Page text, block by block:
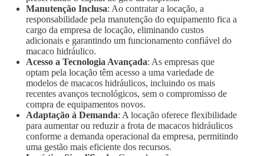
Manutenção Inclusa: Ao contratar a locação, a
responsabilidade pela manutenção do equipamento fica a
cargo da empresa de locação, eliminando custos
adicionais e garantindo um funcionamento confiável do
macaco hidráulico.
Acesso a Tecnologia Avançada: As empresas que
optam pela locação têm acesso a uma variedade de
modelos de macacos hidráulicos, incluindo os mais
recentes avanços tecnológicos, sem o compromisso de
compra de equipamentos novos.
Adaptação à Demanda: A locação oferece flexibilidade
para aumentar ou reduzir a frota de macacos hidráulicos
conforme a demanda operacional da empresa, permitindo
uma gestão mais eficiente dos recursos.